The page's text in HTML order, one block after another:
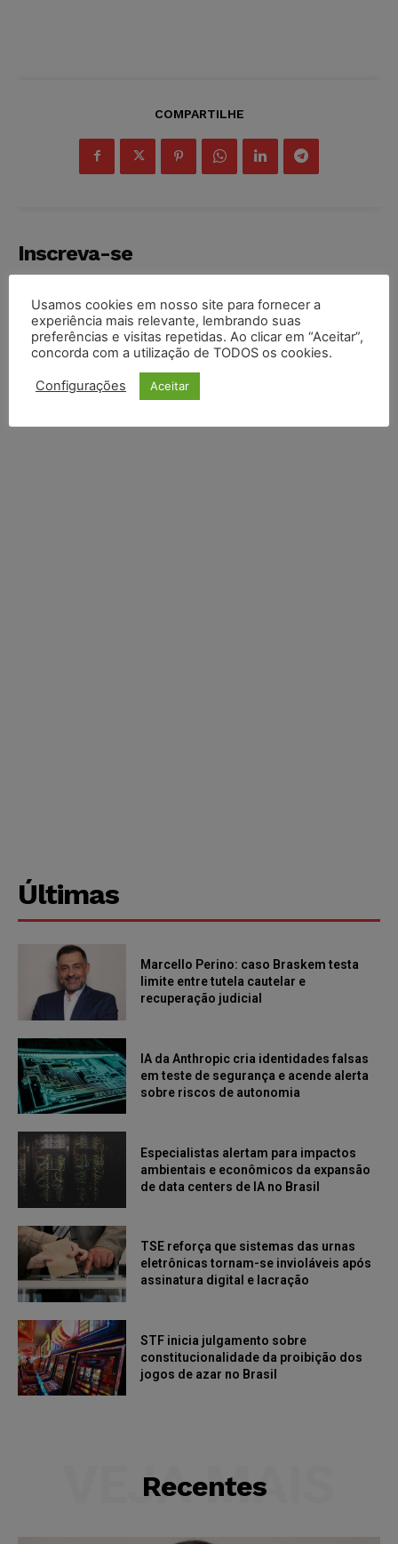
COMPARTILHE
Inscreva-se
INSCREVER
Li e aceito aPolítica de Privacidade
Últimas
Marcello Perino: caso Braskem testa
limite entre tutela cautelar e
recuperação judicial
IA da Anthropic cria identidades falsas
em teste de segurança e acende alerta
sobre riscos de autonomia
Especialistas alertam para impactos
ambientais e econômicos da expansão
de data centers de IA no Brasil
TSE reforça que sistemas das urnas
eletrônicas tornam-se invioláveis após
assinatura digital e lacração
STF inicia julgamento sobre
constitucionalidade da proibição dos
jogos de azar no Brasil
Recentes
VEJA MAIS
Usamos cookies em nosso site para fornecer a
experiência mais relevante, lembrando suas
preferências e visitas repetidas. Ao clicar em “Aceitar”,
concorda com a utilização de TODOS os cookies.
Configurações Aceitar